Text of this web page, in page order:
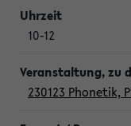
10-12
230123 Phonetik,